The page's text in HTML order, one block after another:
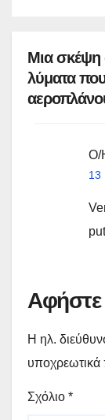
Μια σκέψη
λύματα
Ο/
13
Αφήστε
Η ηλ.
υποχρεωτικά
Σχόλιο *